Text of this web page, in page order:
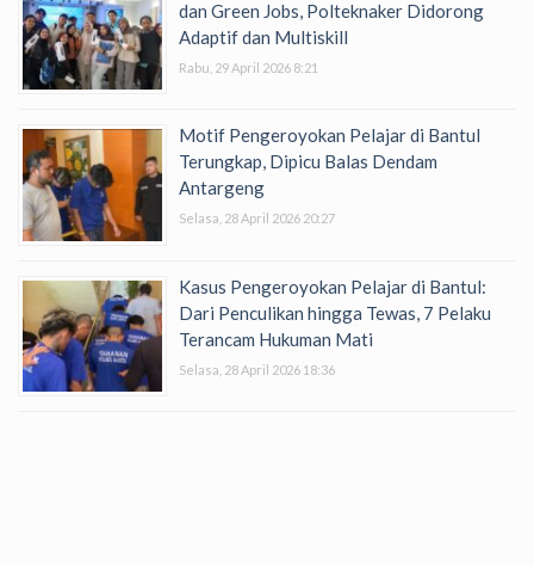
dan Green Jobs, Polteknaker Didorong
Adaptif dan Multiskill
Rabu, 29 April 2026 8:21
Motif Pengeroyokan Pelajar di Bantul
Terungkap, Dipicu Balas Dendam
Antargeng
Selasa, 28 April 2026 20:27
Kasus Pengeroyokan Pelajar di Bantul:
Dari Penculikan hingga Tewas, 7 Pelaku
Terancam Hukuman Mati
Selasa, 28 April 2026 18:36